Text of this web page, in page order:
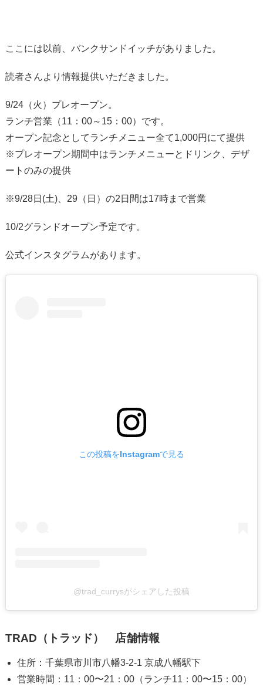
ここには以前、バンクサンドイッチがありました。
読者さんより情報提供いただきました。
9/24（火）プレオープン。
ランチ営業（11：00～15：00）です。
オープン記念としてランチメニュー全て1,000円にて提供
※プレオープン期間中はランチメニューとドリンク、デザ
ートのみの提供
※9/28日(土)、29（日）の2日間は17時まで営業
10/2グランドオープン予定です。
公式インスタグラムがあります。
この投稿をInstagramで見る
@trad_currysがシェアした投稿
TRAD（トラッド） 店舗情報
住所：千葉県市川市八幡3-2-1 京成八幡駅下
営業時間：11：00〜21：00（ランチ11：00〜15：00）